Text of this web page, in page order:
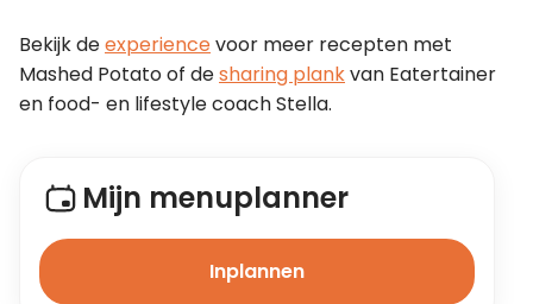
Bekijk de experience voor meer recepten met
Mashed Potato of de sharing plank van Eatertainer
en food- en lifestyle coach Stella.
Mijn menuplanner
Inplannen